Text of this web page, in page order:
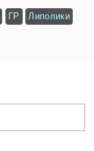
ГР Липолики